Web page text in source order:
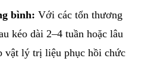
bình: Với các tổn thương
kéo dài 2–4 tuần hoặc lâu
vật lý trị liệu phục hồi chức